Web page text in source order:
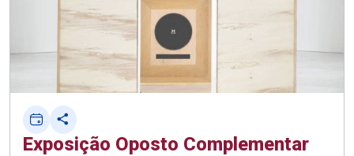
Exposição Oposto Complementar